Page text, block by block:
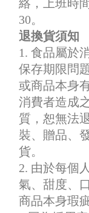
絡，上班時
30。
退換貨須知
1. 食品屬於
保存期限問
或商品本身
消費者造成
質，恕無法
裝、贈品、
貨。
2. 由於每個
氣、甜度、
商品本身瑕